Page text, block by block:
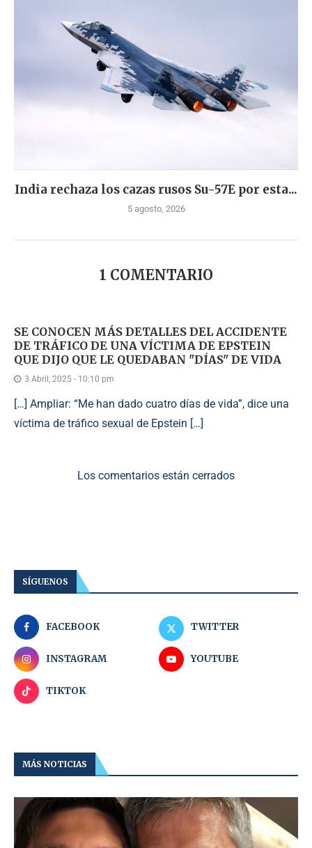
India rechaza los cazas rusos Su-57E por esta...
5 agosto, 2026
1 COMENTARIO
SE CONOCEN MÁS DETALLES DEL ACCIDENTE
DE TRÁFICO DE UNA VÍCTIMA DE EPSTEIN
QUE DIJO QUE LE QUEDABAN "DÍAS" DE VIDA
3 Abril, 2025 - 10:10 pm
[…] Ampliar: “Me han dado cuatro días de vida”, dice una
víctima de tráfico sexual de Epstein […]
Los comentarios están cerrados
SÍGUENOS
FACEBOOK TWITTER
INSTAGRAM YOUTUBE
TIKTOK
MÁS NOTICIAS